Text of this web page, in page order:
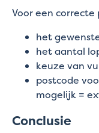
Voor een
het
het aantal
keuze van
postcode
mogelijk =
Conclusie